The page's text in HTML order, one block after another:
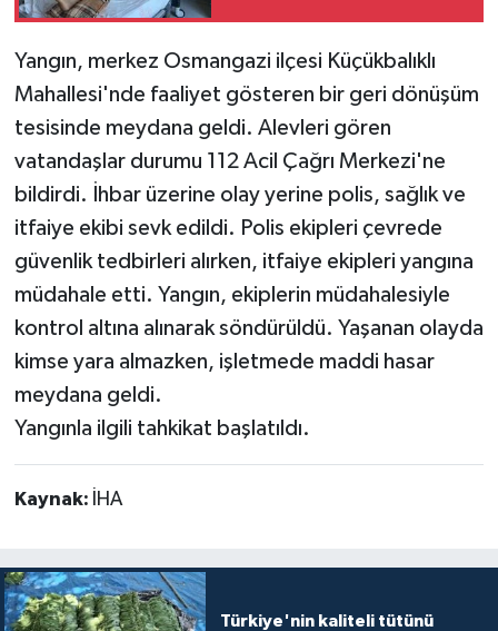
Yangın, merkez Osmangazi ilçesi Küçükbalıklı
Mahallesi'nde faaliyet gösteren bir geri dönüşüm
tesisinde meydana geldi. Alevleri gören
vatandaşlar durumu 112 Acil Çağrı Merkezi'ne
bildirdi. İhbar üzerine olay yerine polis, sağlık ve
itfaiye ekibi sevk edildi. Polis ekipleri çevrede
güvenlik tedbirleri alırken, itfaiye ekipleri yangına
müdahale etti. Yangın, ekiplerin müdahalesiyle
kontrol altına alınarak söndürüldü. Yaşanan olayda
kimse yara almazken, işletmede maddi hasar
meydana geldi.
Yangınla ilgili tahkikat başlatıldı.
Kaynak: İHA
Türkiye'nin kaliteli tütünü
Yaşam